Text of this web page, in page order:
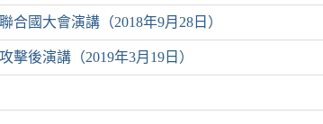
合國大會演講（2018年9月28日）
擊後演講（2019年3月19日）